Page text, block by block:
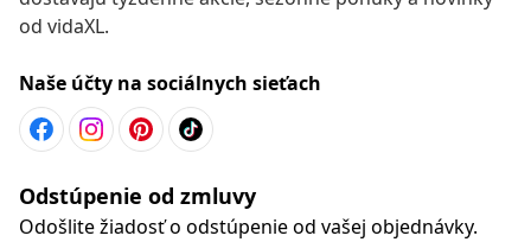
od vidaXL.
Naše účty na sociálnych sieťach
Odstúpenie od zmluvy
Odošlite žiadosť o odstúpenie od vašej objednávky.